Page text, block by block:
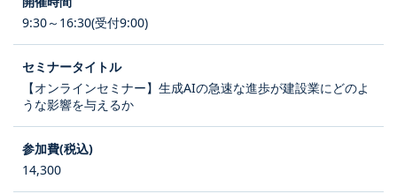
9:30～16:30(受付9:00)
【オンラインセミナー】生成AIの急速な進歩が建設業にどのよ
うな影響を与えるか
14,300